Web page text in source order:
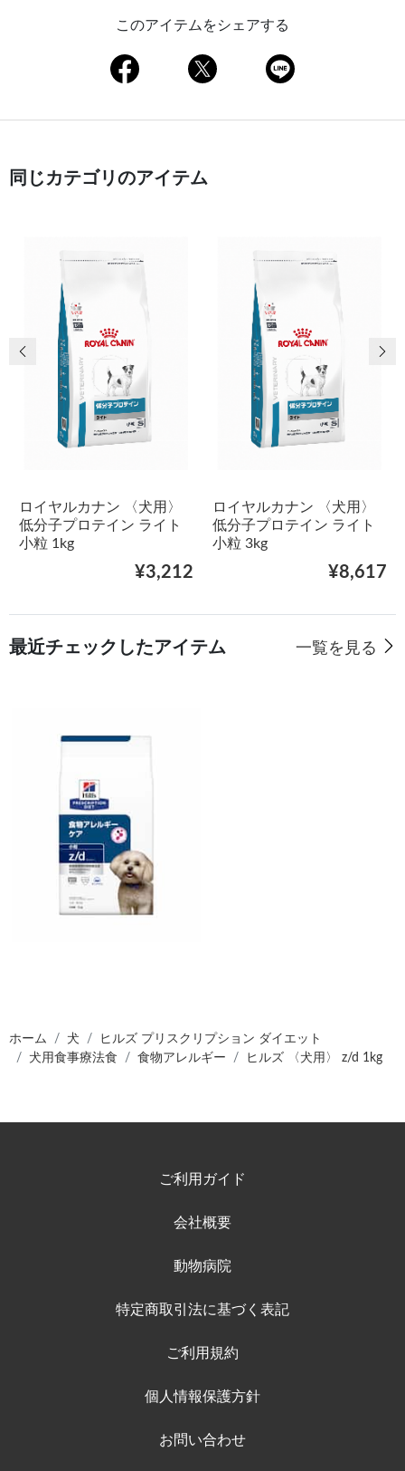
このアイテムをシェアする
同じカテゴリのアイテム
ロイヤルカナン 〈犬用〉
低分子プロテイン ライト
小粒 1kg
¥3,212
ロイヤルカナン 〈犬用〉
低分子プロテイン ライト
小粒 3kg
¥8,617
前の画像 次
最近チェックしたアイテム 一覧を見る
ホーム 犬
ヒルズ プリスクリプション ダイエット
犬用食事療法食
食物アレルギー ヒルズ 〈犬用〉 z/d 1kg
ご利用ガイド
会社概要
動物病院
特定商取引法に基づく表記
ご利用規約
個人情報保護方針
お問い合わせ